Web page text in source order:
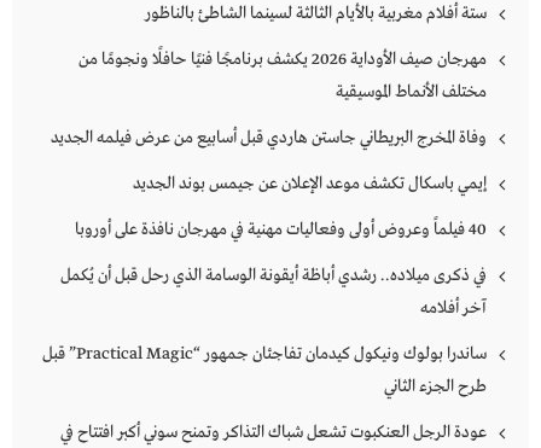
ستة أفلام مغربية بالأيام الثالثة لسينما الشاطئ بالناظور
مهرجان صيف الأوداية 2026 يكشف برنامجًا فنيًا حافلًا ونجومًا من
مختلف الأنماط الموسيقية
وفاة المخرج البريطاني جاستن هاردي قبل أسابيع من عرض فيلمه الجديد
إيمي باسكال تكشف موعد الإعلان عن جيمس بوند الجديد
40 فيلماً وعروض أولى وفعاليات مهنية في مهرجان نافذة على أوروبا
في ذكرى ميلاده.. رشدي أباظة أيقونة الوسامة الذي رحل قبل أن يُكمل
آخر أفلامه
ساندرا بولوك ونيكول كيدمان تفاجئان جمهور “Practical Magic” قبل
طرح الجزء الثاني
عودة الرجل العنكبوت تشعل شباك التذاكر وتمنح سوني أكبر افتتاح في